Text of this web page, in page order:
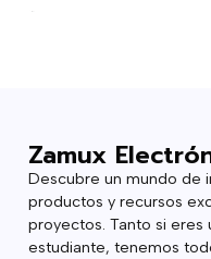
Zamux
Descubre un mundo de
productos y recursos
proyectos. Tanto si eres
estudiante, tenemos